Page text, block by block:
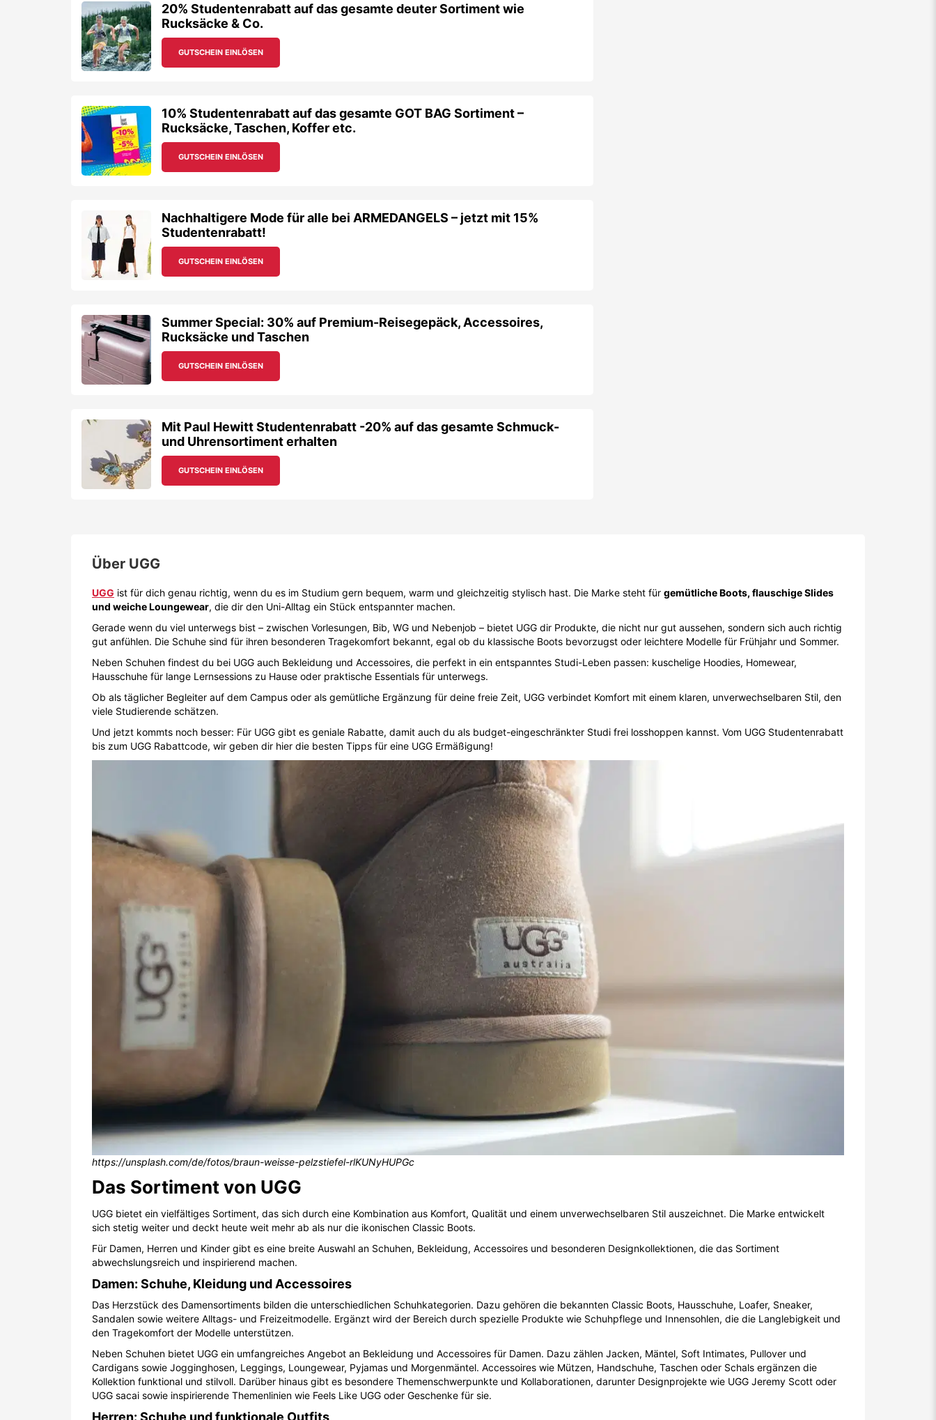
20% Studentenrabatt auf das gesamte deuter Sortiment wie
Rucksäcke & Co.
GUTSCHEIN EINLÖSEN
10% Studentenrabatt auf das gesamte GOT BAG Sortiment –
Rucksäcke, Taschen, Koffer etc.
GUTSCHEIN EINLÖSEN
Nachhaltigere Mode für alle bei ARMEDANGELS – jetzt mit 15%
Studentenrabatt!
GUTSCHEIN EINLÖSEN
Summer Special: 30% auf Premium-Reisegepäck, Accessoires,
Rucksäcke und Taschen
GUTSCHEIN EINLÖSEN
Mit Paul Hewitt Studentenrabatt -20% auf das gesamte Schmuck-
und Uhrensortiment erhalten
GUTSCHEIN EINLÖSEN
Über UGG
UGG ist für dich genau richtig, wenn du es im Studium gern bequem, warm und gleichzeitig stylisch hast. Die Marke steht für gemütliche Boots, flauschige Slides
und weiche Loungewear, die dir den Uni-Alltag ein Stück entspannter machen.
Gerade wenn du viel unterwegs bist – zwischen Vorlesungen, Bib, WG und Nebenjob – bietet UGG dir Produkte, die nicht nur gut aussehen, sondern sich auch richtig
gut anfühlen. Die Schuhe sind für ihren besonderen Tragekomfort bekannt, egal ob du klassische Boots bevorzugst oder leichtere Modelle für Frühjahr und Sommer.
Neben Schuhen findest du bei UGG auch Bekleidung und Accessoires, die perfekt in ein entspanntes Studi-Leben passen: kuschelige Hoodies, Homewear,
Hausschuhe für lange Lernsessions zu Hause oder praktische Essentials für unterwegs.
Ob als täglicher Begleiter auf dem Campus oder als gemütliche Ergänzung für deine freie Zeit, UGG verbindet Komfort mit einem klaren, unverwechselbaren Stil, den
viele Studierende schätzen.
Und jetzt kommts noch besser: Für UGG gibt es geniale Rabatte, damit auch du als budget-eingeschränkter Studi frei losshoppen kannst. Vom UGG Studentenrabatt
bis zum UGG Rabattcode, wir geben dir hier die besten Tipps für eine UGG Ermäßigung!
https://unsplash.com/de/fotos/braun-weisse-pelzstiefel-rlKUNyHUPGc
Das Sortiment von UGG
UGG bietet ein vielfältiges Sortiment, das sich durch eine Kombination aus Komfort, Qualität und einem unverwechselbaren Stil auszeichnet. Die Marke entwickelt
sich stetig weiter und deckt heute weit mehr ab als nur die ikonischen Classic Boots.
Für Damen, Herren und Kinder gibt es eine breite Auswahl an Schuhen, Bekleidung, Accessoires und besonderen Designkollektionen, die das Sortiment
abwechslungsreich und inspirierend machen.
Damen: Schuhe, Kleidung und Accessoires
Das Herzstück des Damensortiments bilden die unterschiedlichen Schuhkategorien. Dazu gehören die bekannten Classic Boots, Hausschuhe, Loafer, Sneaker,
Sandalen sowie weitere Alltags- und Freizeitmodelle. Ergänzt wird der Bereich durch spezielle Produkte wie Schuhpflege und Innensohlen, die die Langlebigkeit und
den Tragekomfort der Modelle unterstützen.
Neben Schuhen bietet UGG ein umfangreiches Angebot an Bekleidung und Accessoires für Damen. Dazu zählen Jacken, Mäntel, Soft Intimates, Pullover und
Cardigans sowie Jogginghosen, Leggings, Loungewear, Pyjamas und Morgenmäntel. Accessoires wie Mützen, Handschuhe, Taschen oder Schals ergänzen die
Kollektion funktional und stilvoll. Darüber hinaus gibt es besondere Themenschwerpunkte und Kollaborationen, darunter Designprojekte wie UGG Jeremy Scott oder
UGG sacai sowie inspirierende Themenlinien wie Feels Like UGG oder Geschenke für sie.
Herren: Schuhe und funktionale Outfits